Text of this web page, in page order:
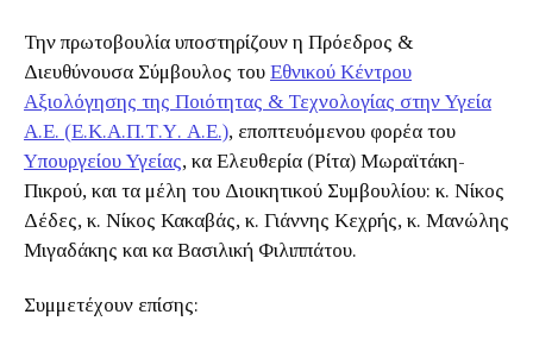
Την πρωτοβουλία υποστηρίζουν η Πρόεδρος &
Διευθύνουσα Σύμβουλος του Εθνικού Κέντρου
Αξιολόγησης της Ποιότητας & Τεχνολογίας στην Υγεία
Α.Ε. (Ε.Κ.Α.Π.Τ.Υ. Α.Ε.), εποπτευόμενου φορέα του
Υπουργείου Υγείας, κα Ελευθερία (Ρίτα) Μωραϊτάκη-
Πικρού, και τα μέλη του Διοικητικού Συμβουλίου: κ. Νίκος
Δέδες, κ. Νίκος Κακαβάς, κ. Γιάννης Κεχρής, κ. Μανώλης
Μιγαδάκης και κα Βασιλική Φιλιππάτου.
Συμμετέχουν επίσης: